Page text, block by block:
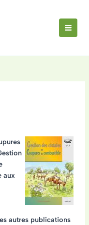
aux
autres publications